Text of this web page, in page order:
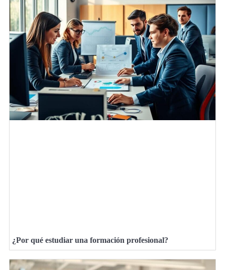
¿Por qué estudiar una formación profesional?